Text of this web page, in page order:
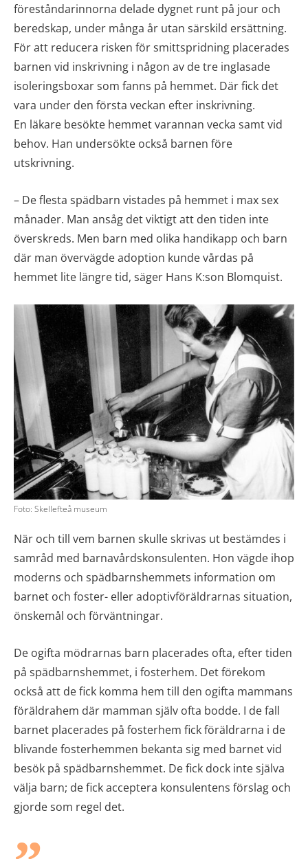
föreståndarinnorna delade dygnet runt på jour och
beredskap, under många år utan särskild ersättning.
För att reducera risken för smittspridning placerades
barnen vid inskrivning i någon av de tre inglasade
isoleringsboxar som fanns på hemmet. Där fick det
vara under den första veckan efter inskrivning.
En läkare besökte hemmet varannan vecka samt vid
behov. Han undersökte också barnen före
utskrivning.
– De flesta spädbarn vistades på hemmet i max sex
månader. Man ansåg det viktigt att den tiden inte
överskreds. Men barn med olika handikapp och barn
där man övervägde adoption kunde vårdas på
hemmet lite längre tid, säger Hans K:son Blomquist.
Foto: Skellefteå museum
När och till vem barnen skulle skrivas ut bestämdes i
samråd med barnavårdskonsulenten. Hon vägde ihop
moderns och spädbarnshemmets information om
barnet och foster- eller adoptivföräldrarnas situation,
önskemål och förväntningar.
De ogifta mödrarnas barn placerades ofta, efter tiden
på spädbarnshemmet, i fosterhem. Det förekom
också att de fick komma hem till den ogifta mammans
föräldrahem där mamman själv ofta bodde. I de fall
barnet placerades på fosterhem fick föräldrarna i de
blivande fosterhemmen bekanta sig med barnet vid
besök på spädbarnshemmet. De fick dock inte själva
välja barn; de fick acceptera konsulentens förslag och
gjorde som regel det.